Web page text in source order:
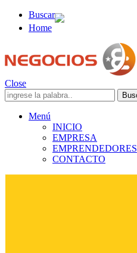
Buscar
Home
Close
Menú
INICIO
EMPRESA
EMPRENDEDORES
CONTACTO